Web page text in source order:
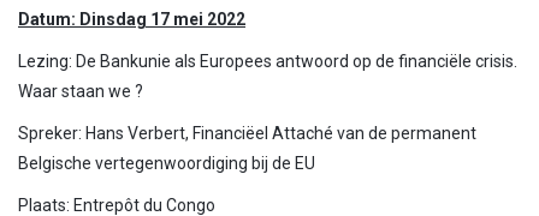
Datum: Dinsdag 17 mei 2022
Lezing: De Bankunie als Europees antwoord op de financiële crisis.
Waar staan we ?
Spreker: Hans Verbert, Financiëel Attaché van de permanent
Belgische vertegenwoordiging bij de EU
Plaats: Entrepôt du Congo